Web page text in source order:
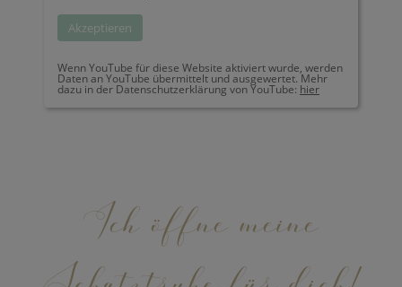
Akzeptieren
Wenn YouTube für diese Website aktiviert wurde, werden
Daten an YouTube übermittelt und ausgewertet. Mehr
dazu in der Datenschutzerklärung von YouTube: hier
Ich öffne meine